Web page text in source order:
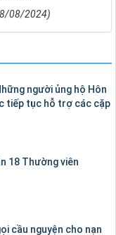
08/2024)
người ủng hộ Hôn
tiếp tục hỗ trợ các cặp
18 Thường viên
cầu nguyện cho nạn